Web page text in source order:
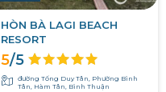
HÒN BÀ LAGI BEACH
RESORT
5/5
đường Tống Duy Tân, Phường Bình
Tân, Hàm Tân, Bình Thuận